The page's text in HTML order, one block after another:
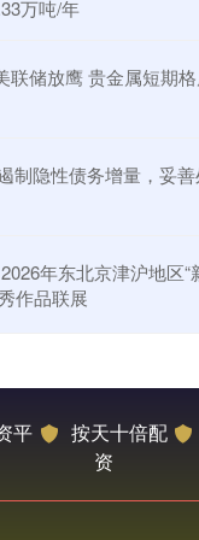
万吨/年
联储放鹰 贵金属短期
制隐性债务增量，妥善
年东北京津沪地区“
作品联展
平
按天十倍配
资